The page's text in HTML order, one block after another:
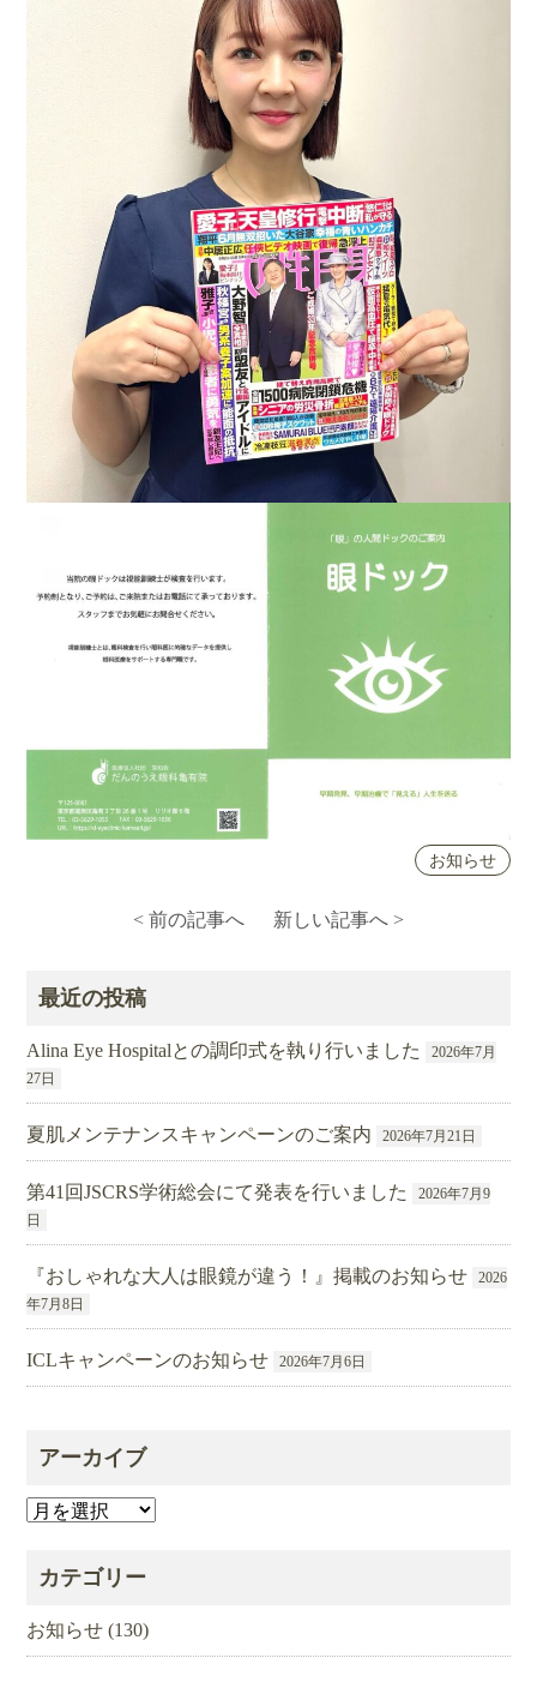
お知らせ
< 前の記事へ 新しい記事へ >
最近の投稿
Alina Eye Hospitalとの調印式を執り行いました
2026年7月
27日
夏肌メンテナンスキャンペーンのご案内 2026年7月21日
第41回JSCRS学術総会にて発表を行いました
2026年7月9
日
『おしゃれな大人は眼鏡が違う！』掲載のお知らせ
2026
年7月8日
ICLキャンペーンのお知らせ 2026年7月6日
アーカイブ
ア
ブ
カテゴリー
お知らせ (130)